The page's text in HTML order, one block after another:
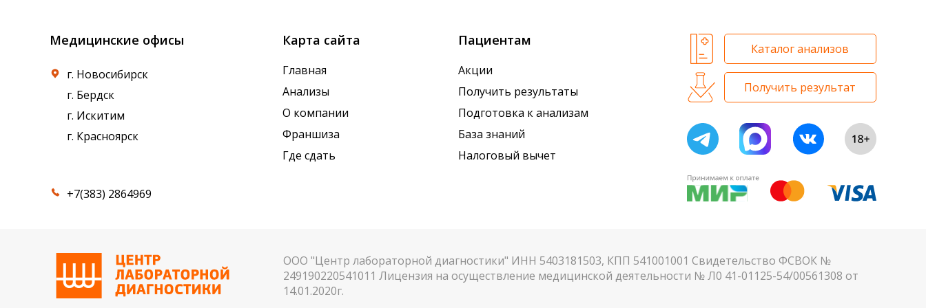
Медицинские офисы
г. Новосибирск
г. Бердск
г. Искитим
г. Красноярск
+7(383) 2864969
Карта сайта
Главная
Анализы
О компании
Франшиза
Где сдать
Пациентам
Акции
Получить результаты
Подготовка к анализам
База знаний
Налоговый вычет
Каталог анализов
Получить результат
ООО "Центр лабораторной диагностики" ИНН 5403181503, КПП 541001001 Свидетельство ФСВОК №
249190220541011 Лицензия на осуществление медицинской деятельности № Л0 41-01125-54/00561308 от
14.01.2020г.